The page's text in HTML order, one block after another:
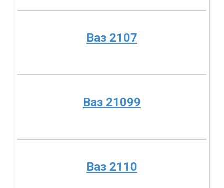
Ваз 2107
Ваз 21099
Ваз 2110